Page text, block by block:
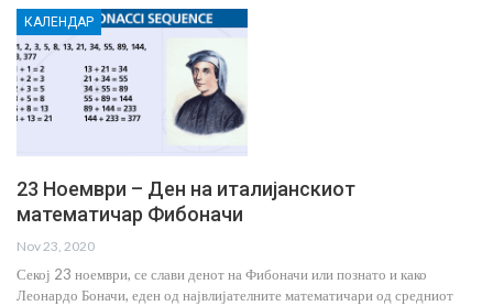
КАЛЕНДАР
23 Ноември – Ден на италијанскиот
математичар Фибоначи
Nov 23, 2020
Секој 23 ноември, се слави денот на Фибоначи или познато и како
Леонардо Боначи, еден од највлијателните математичари од средниот